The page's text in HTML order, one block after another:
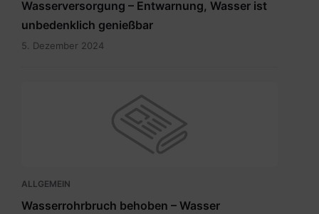
Wasserversorgung – Entwarnung, Wasser ist
unbedenklich genießbar
5. Dezember 2024
ALLGEMEIN
Wasserrohrbruch behoben – Wasser